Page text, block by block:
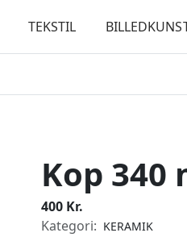
TEKSTIL
Kop 340
400 Kr.
Kategori: KERAMIK